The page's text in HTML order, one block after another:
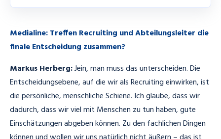
Medialine:Treffen Recruiting und Abteilungsleiter die
finale Entscheidung zusammen?
Markus Herberg:Jein, man muss das unterscheiden. Die
Entscheidungsebene, auf die wir als Recruiting einwirken, ist
die persönliche, menschliche Schiene. Ich glaube, dass wir
dadurch, dass wir viel mit Menschen zu tun haben, gute
Einschätzungen abgeben können. Zu den fachlichen Dingen